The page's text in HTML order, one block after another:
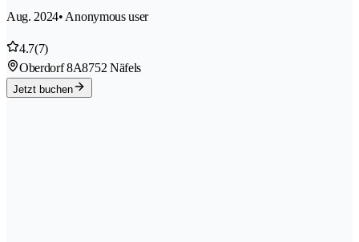
Aug. 2024• Anonymous user
4.7(7)
Oberdorf 8A8752 Näfels
Jetzt buchen